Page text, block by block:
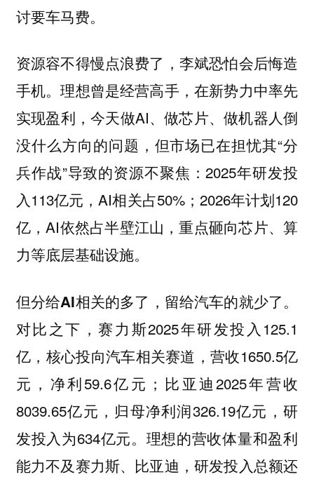
讨要车马费。
资源容不得慢点浪费了，李斌恐怕会后悔造
手机。理想曾是经营高手，在新势力中率先
实现盈利，今天做AI、做芯片、做机器人倒
没什么方向的问题，但市场已在担忧其“分
兵作战”导致的资源不聚焦：2025年研发投
入113亿元，AI相关占50%；2026年计划120
亿，AI依然占半壁江山，重点砸向芯片、算
力等底层基础设施。
但分给AI相关的多了，留给汽车的就少了。
对比之下，赛力斯2025年研发投入125.1
亿，核心投向汽车相关赛道，营收1650.5亿
元，净利59.6亿元；比亚迪2025年营收
8039.65亿元，归母净利润326.19亿元，研
发投入为634亿元。理想的营收体量和盈利
能力不及赛力斯、比亚迪，研发投入总额还